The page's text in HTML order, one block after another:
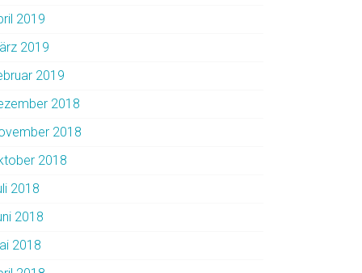
2019
2019
2019
2018
2018
2018
2018
2018
2018